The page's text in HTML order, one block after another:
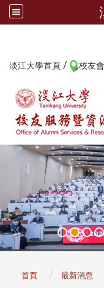
淡江大學首頁 / 校友
首頁 最新消息